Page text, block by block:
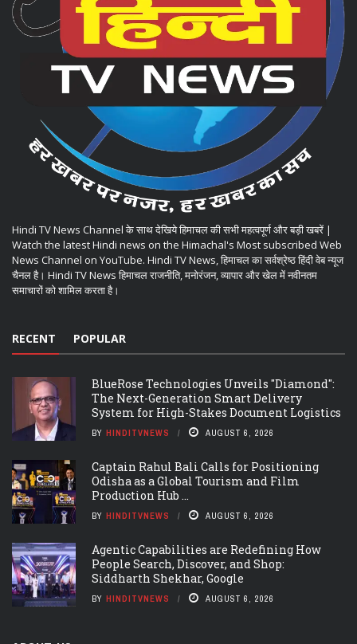
Hindi TV News Channel के साथ देखिये हिमाचल की सभी महत्वपूर्ण और बड़ी खबरें |
Watch the latest Hindi news on the Himachal's Most subscribed Web
News Channel on YouTube. Hindi TV News, हिमाचल का सर्वश्रेष्ठ हिंदी वेब न्यूज
चैनल है। Hindi TV News हिमाचल राजनीति, मनोरंजन, व्यापार और खेल में नवीनतम
समाचारों को शामिल करता है।
RECENT POPULAR
BlueRose Technologies Unveils "Diamond":
The Next-Generation Smart Delivery
System for High-Stakes Document Logistics
BY HINDITVNEWS AUGUST 6, 2026
Captain Rahul Bali Calls for Positioning
Odisha as a Global Tourism and Film
Production Hub ...
BY HINDITVNEWS AUGUST 6, 2026
Agentic Capabilities are Redefining How
People Search, Discover, and Shop:
Siddharth Shekhar, Google
BY HINDITVNEWS AUGUST 6, 2026